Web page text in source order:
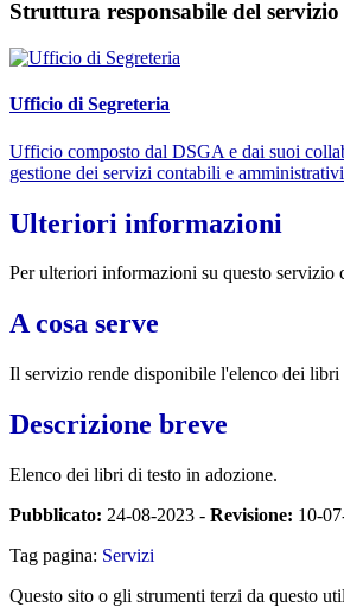
Struttura responsabile del servizio
Ufficio di Segreteria
Ufficio composto dal DSGA e dai suoi
gestione dei servizi contabili e
Ulteriori informazioni
Per ulteriori informazioni su questo servizio
A cosa serve
Il servizio rende disponibile l'elenco dei libri
Descrizione breve
Elenco dei libri di testo in adozione.
Pubblicato: 24-08-2023 - Revisione: 10-
Tag pagina: Servizi
Questo sito o gli strumenti terzi da questo